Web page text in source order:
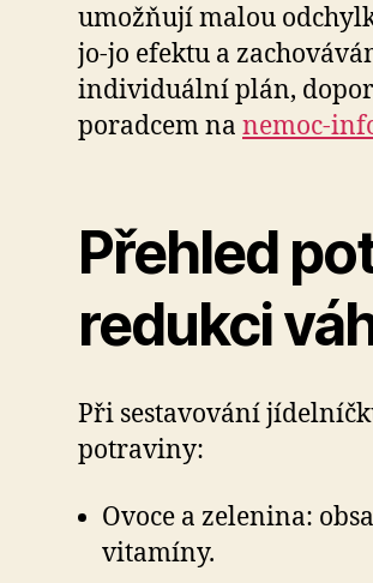
umožňují malou
jo-jo efektu a
individuální plán,
poradcem na nemoc-
Přehled
redukci
Při sestavování
potraviny:
Ovoce a zelenina:
vitamíny.